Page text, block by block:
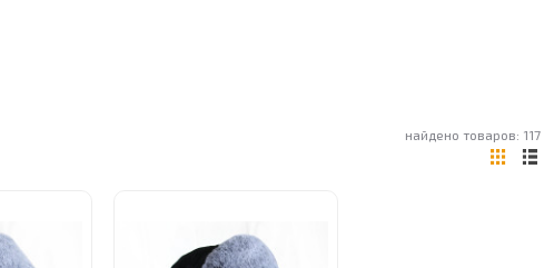
найдено товаров: 117